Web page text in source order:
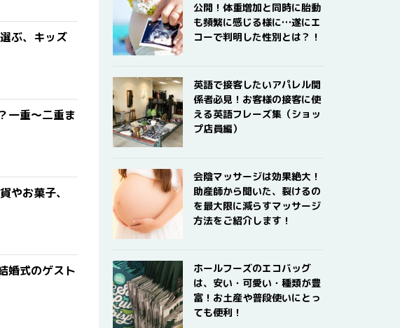
ぶ、キッズ
一重〜二重ま
やお菓子、
婚式のゲスト
公開！体重増加と同時に胎動
も頻繁に感じる様に…遂にエ
コーで判明した性別とは？！
英語で接客したいアパレル関
係者必見！お客様の接客に使
える英語フレーズ集（ショッ
プ店員編）
会陰マッサージは効果絶大！
助産師から聞いた、裂けるの
を最大限に減らすマッサージ
方法をご紹介します！
ホールフーズのエコバッグ
は、安い・可愛い・種類が豊
富！お土産や普段使いにとっ
ても便利！